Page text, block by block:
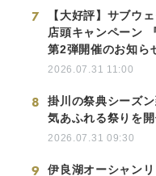
7
【大好評】サブウ
店頭キャンペーン
第2弾開催のお知ら
2026.07.31 11:00
8
掛川の祭典シーズ
気あふれる祭りを
2026.07.31 09:30
9
伊良湖オーシャン